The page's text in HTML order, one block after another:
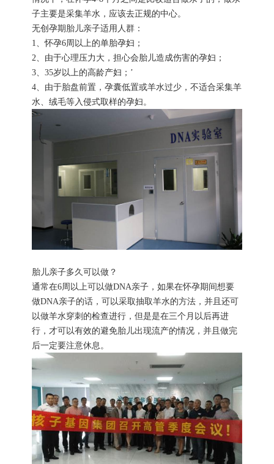
子主要是采集羊水，应该去正规的中心。
无创孕期胎儿亲子适用人群：
1、怀孕6周以上的单胎孕妇；
2、由于心理压力大，担心会胎儿造成伤害的孕妇；
3、35岁以上的高龄产妇；’
4、由于胎盘前置，孕囊低置或羊水过少，不适合采集羊
水、绒毛等入侵式取样的孕妇。
胎儿亲子多久可以做？
通常在6周以上可以做DNA亲子，如果在怀孕期间想要
做DNA亲子的话，可以采取抽取羊水的方法，并且还可
以做羊水穿刺的检查进行，但是是在三个月以后再进
行，才可以有效的避免胎儿出现流产的情况，并且做完
后一定要注意休息。